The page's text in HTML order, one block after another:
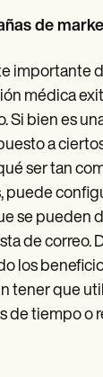
de
importante
médica
Si bien es
a
ser tan
puede
se pueden
de correo.
los
tener que
de tiempo o